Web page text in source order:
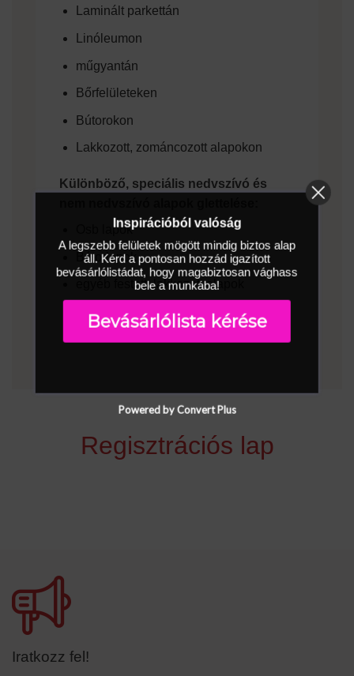
Laminált parkettán
Linóleumon
műgyantán
Bőrfelületeken
Bútorokon
Lakkozott, zománcozott alapokon
Különböző, speciális nedvszívó és
Osb lapok
Bútorlapok
egyéb festett, lakkozott alapok
Regisztrációs lap
Iratkozz fel!
Inspirációból valóság
A legszebb felületek mögött mindig biztos alap
áll. Kérd a pontosan hozzád igazított
bevásárlólistádat, hogy magabiztosan vághass
bele a munkába!
Bevásárlólista kérése
Powered by Convert Plus